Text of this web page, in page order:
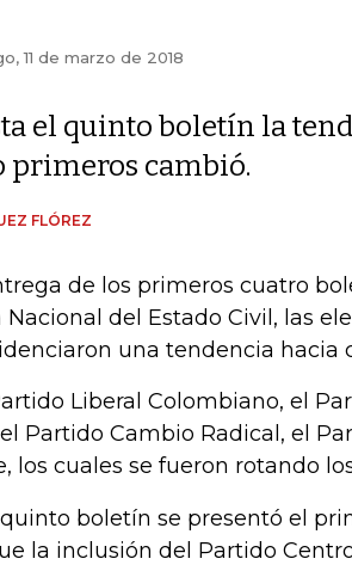
11 de marzo de 2018
el quinto boletín la
primeros cambió.
FLÓREZ
de los primeros cuatro
del Estado Civil, las
una tendencia hacia
Liberal Colombiano, el
Partido Cambio Radical, el
los cuales se fueron rotando
boletín se presentó el
la inclusión del Partido